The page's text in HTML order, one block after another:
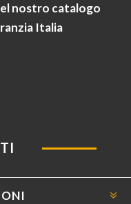
nostro catalogo
Italia